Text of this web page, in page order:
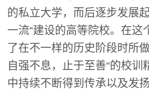
的私立大学，而后逐步发展
一流“建设的高等院校。在这
了在不一样的历史阶段时所
自强不息，止于至善“的校
中持续不断得到传承以及发扬